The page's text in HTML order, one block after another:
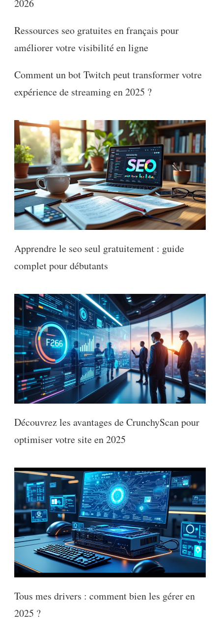
2026
Ressources seo gratuites en français pour
améliorer votre visibilité en ligne
Comment un bot Twitch peut transformer votre
expérience de streaming en 2025 ?
Apprendre le seo seul gratuitement : guide
complet pour débutants
Découvrez les avantages de CrunchyScan pour
optimiser votre site en 2025
Tous mes drivers : comment bien les gérer en
2025 ?